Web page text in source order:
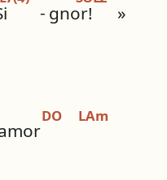
- gnor! »
DO LAm